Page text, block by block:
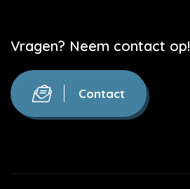
Vragen? Neem contact op!
Contact